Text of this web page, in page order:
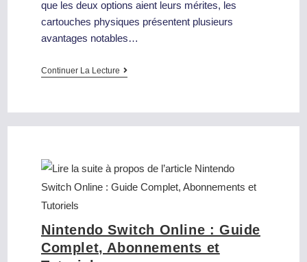
que les deux options aient leurs mérites, les
cartouches physiques présentent plusieurs
avantages notables…
Continuer La Lecture
Nintendo Switch Online : Guide
Complet, Abonnements et